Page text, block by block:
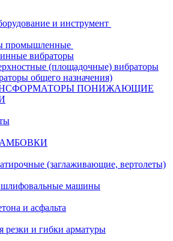
и инструмент
промышленные
вибраторы
(площадочные) вибраторы
общего назначения)
ПОНИЖАЮЩИЕ
(заглаживающие, вертолеты)
машины
и асфальта
резки и гибки арматуры